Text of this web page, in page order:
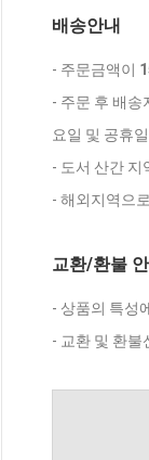
배송안내
- 주문금액이
- 주문 후 배송
요일 및 공휴
- 도서 산간
- 해외지역으
교환/환불
- 상품의 특성
- 교환 및 환불